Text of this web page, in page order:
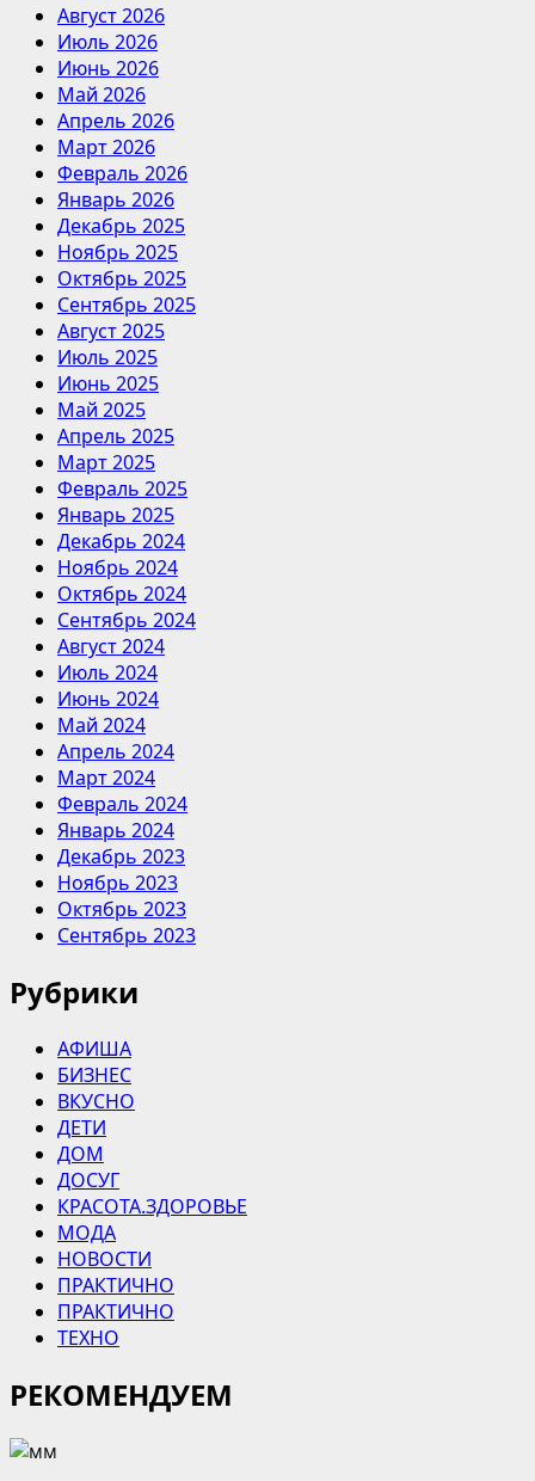
Август 2026
Июль 2026
Июнь 2026
Май 2026
Апрель 2026
Март 2026
Февраль 2026
Январь 2026
Декабрь 2025
Ноябрь 2025
Октябрь 2025
Сентябрь 2025
Август 2025
Июль 2025
Июнь 2025
Май 2025
Апрель 2025
Март 2025
Февраль 2025
Январь 2025
Декабрь 2024
Ноябрь 2024
Октябрь 2024
Сентябрь 2024
Август 2024
Июль 2024
Июнь 2024
Май 2024
Апрель 2024
Март 2024
Февраль 2024
Январь 2024
Декабрь 2023
Ноябрь 2023
Октябрь 2023
Сентябрь 2023
Рубрики
АФИША
БИЗНЕС
ВКУСНО
ДЕТИ
ДОМ
ДОСУГ
КРАСОТА.ЗДОРОВЬЕ
МОДА
НОВОСТИ
ПРАКТИЧНО
ПРАКТИЧНО
ТЕХНО
РЕКОМЕНДУЕМ